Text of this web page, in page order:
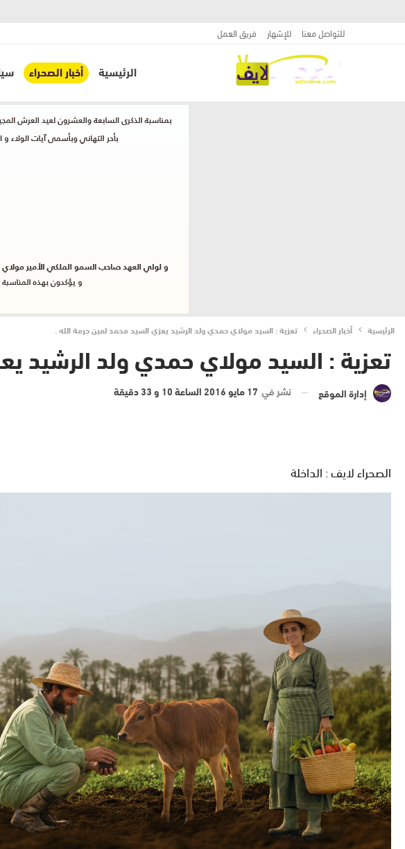
للتواصل معنا للإشهار فريق العمل
الرئيسية أخبار الصحراء
الرئيسية أخبار الصحراء تعزية : السيد مولاي حمدي ولد الرشيد يعزي السيد محمد لمين حرمة الله .
تعزية : السيد مولاي حمدي ولد الرشيد
إدارة الموقع نشر في 17 مايو 2016 الساعة 10 و 33 دقيقة
الصحراء لايف : الداخلة